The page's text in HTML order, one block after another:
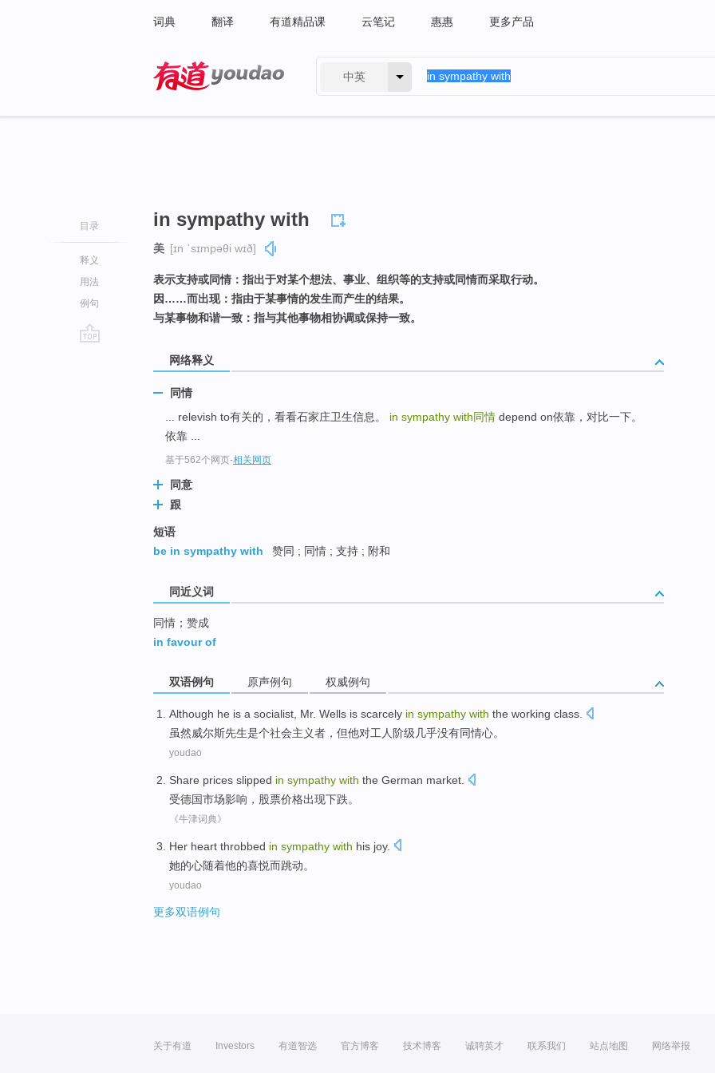
词典 翻译 有道精品课 云笔记 惠惠 更多产品
中英
目录
释义
用法
例句
in sympathy with
美 [ɪn ˈsɪmpəθi wɪð]
表示支持或同情：指出于对某个想法、事业、组织等的支持或同情而采取行动。
因……而出现：指由于某事情的发生而产生的结果。
与某事物和谐一致：指与其他事物相协调或保持一致。
网络释义
同情
... relevish to有关的，看看石家庄卫生信息。 in sympathy with同情 depend on依靠，对比一下。
依靠 ...
基于562个网页-相关网页
同意
跟
短语
be in sympathy with
赞同 ; 同情 ; 支持 ; 附和
同近义词
同情；赞成
in favour of
双语例句 原声例句 权威例句
Although he is a socialist Mr. Wells is scarcely in sympathy with the working class
虽然威尔斯先生是个社会主义者 ，但他对工人阶级几乎没有同情心。
youdao
Share prices slipped in sympathy with the German market
受德国市场影响， 股票价格出现下跌。
《牛津词典》
Her heart throbbed in sympathy with his joy.
她的心随着他的喜悦而跳动。
youdao
更多双语例句
关于有道 Investors 有道智选 官方博客 技术博客 诚聘英才 联系我们 站点地图 网络举报